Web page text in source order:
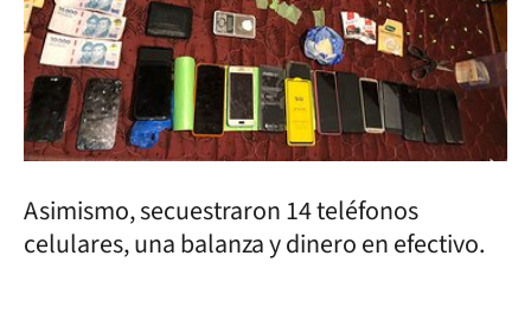
Asimismo, secuestraron 14 teléfonos
celulares, una balanza y dinero en efectivo.